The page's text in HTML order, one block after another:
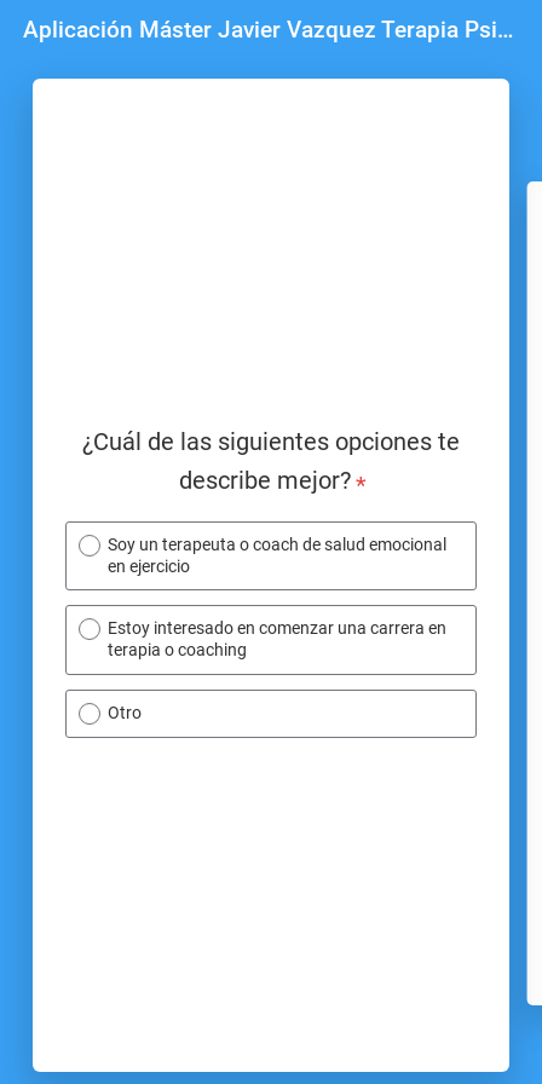
Aplicación Máster Javier Vazquez Terapia Psicoemocional
¿Cuál de las siguientes opciones te
describe mejor?*
Soy un terapeuta o coach de salud emocional
en ejercicio
Estoy interesado en comenzar una carrera en
terapia o coaching
Otro